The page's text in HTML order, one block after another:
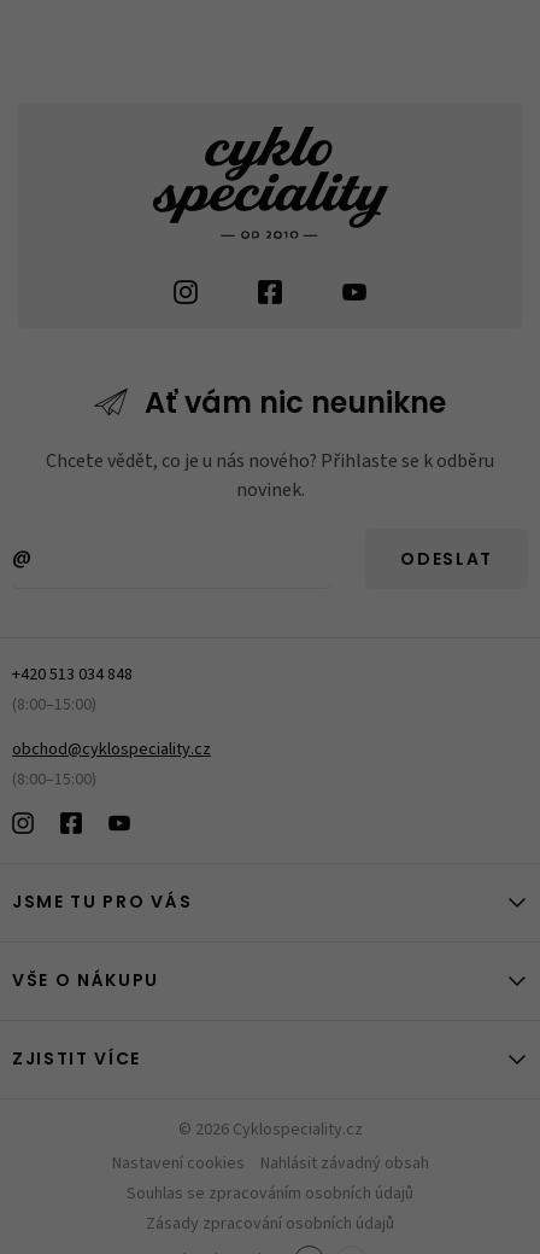
Ať vám nic neunikne
Chcete vědět, co je u nás nového? Přihlaste se k odběru
novinek.
ODESLAT
+420 513 034 848
(8:00–15:00)
obchod@cyklospeciality.cz
(8:00–15:00)
JSME TU PRO VÁS
VŠE O NÁKUPU
ZJISTIT VÍCE
© 2026 Cyklospeciality.cz
Nastavení cookies
Nahlásit závadný obsah
Souhlas se zpracováním osobních údajů
Zásady zpracování osobních údajů